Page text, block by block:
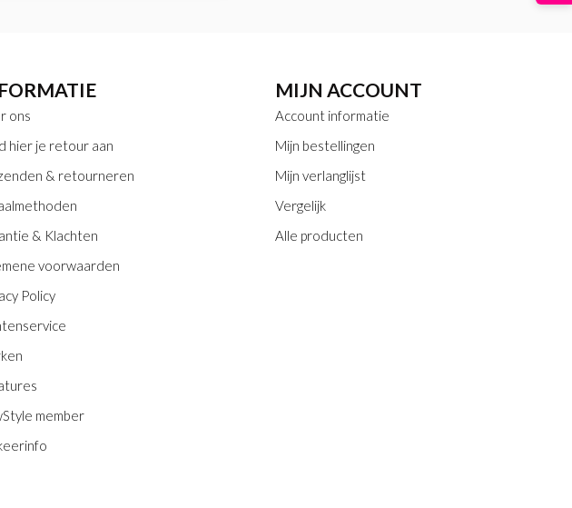
ons
hier je retour aan
& retourneren
& Klachten
voorwaarden
Policy
member
MIJN ACCOUNT
Account informatie
Mijn bestellingen
Mijn verlanglijst
Vergelijk
Alle producten